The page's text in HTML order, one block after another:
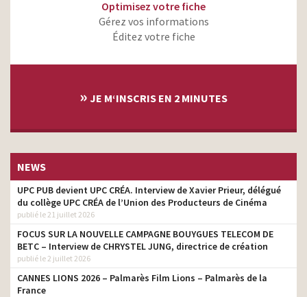
Optimisez votre fiche
Gérez vos informations
Éditez votre fiche
» JE M‘INSCRIS EN 2 MINUTES
NEWS
UPC PUB devient UPC CRÉA. Interview de Xavier Prieur, délégué
du collège UPC CRÉA de l’Union des Producteurs de Cinéma
publié le 21 juillet 2026
FOCUS SUR LA NOUVELLE CAMPAGNE BOUYGUES TELECOM DE
BETC – Interview de CHRYSTEL JUNG, directrice de création
publié le 2 juillet 2026
CANNES LIONS 2026 – Palmarès Film Lions – Palmarès de la
France